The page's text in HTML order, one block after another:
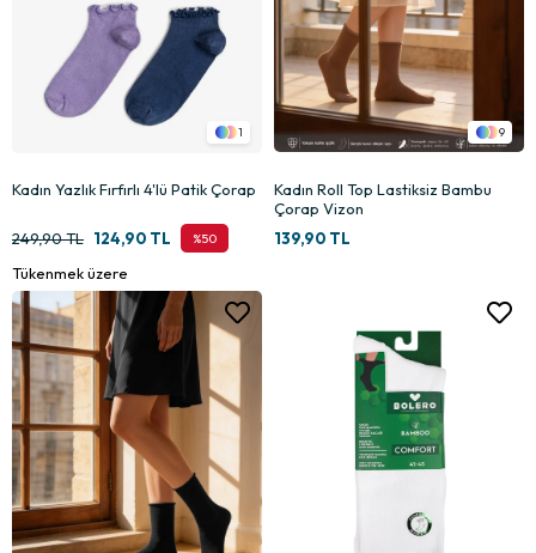
1
Kadın Yazlık Fırfırlı 4'lü Patik Çorap
%50
124,90 TL
249,90 TL
Tükenmek üzere
9
Kadın Roll Top Lastiksiz Bambu
Çorap Vizon
139,90 TL